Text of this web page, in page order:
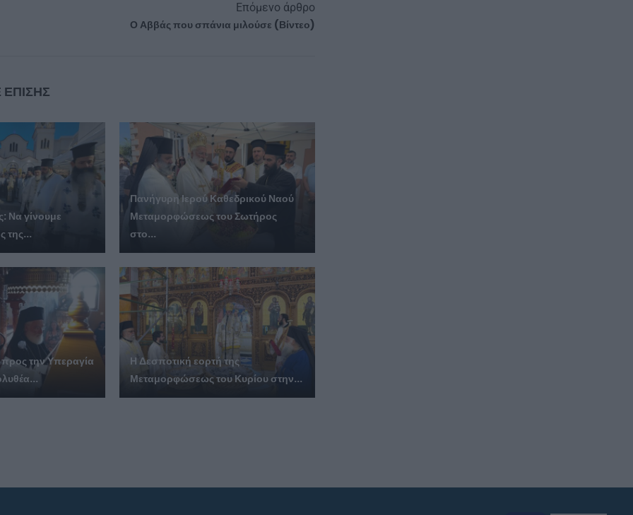
Επόμενο άρθρο
Ο Αββάς που σπάνια μιλούσε (Βίντεο)
ΕΠΙΣΗΣ
Να γίνουμε
της...
Πανήγυρη Ιερού Καθεδρικού Ναού
Μεταμορφώσεως του Σωτήρος
στο...
την Υπεραγία
Η Δεσποτική εορτή της
Μεταμορφώσεως του Κυρίου στην...